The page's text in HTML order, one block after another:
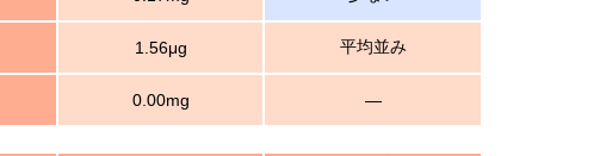
1.56μg 平均並み
0.00mg ―